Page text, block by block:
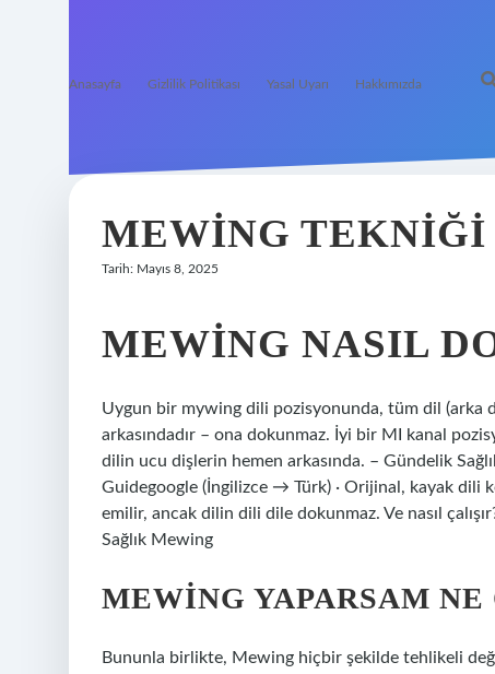
Anasayfa Gizlilik Politikası Yasal Uyarı Hakkımızda
MEWING TEKNIĞI
Tarih: Mayıs 8, 2025
MEWING NASIL
Uygun bir mywing dili pozisyonunda, tüm dil (arka
arkasındadır – ona dokunmaz. İyi bir MI kanal
dilin ucu dişlerin hemen arkasında. – Gündelik
Guidegoogle (İngilizce → Türk) · Orijinal, kayak dili
emilir, ancak dilin dili dile dokunmaz. Ve nasıl
Sağlık Mewing
MEWING YAPARSAM NE
Bununla birlikte, Mewing hiçbir şekilde tehlikeli